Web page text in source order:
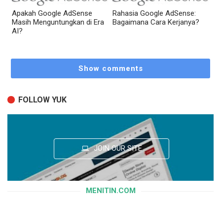
Apakah Google AdSense
Masih Menguntungkan di Era
AI?
Rahasia Google AdSense:
Bagaimana Cara Kerjanya?
Show comments
FOLLOW YUK
JOIN OUR SITE
MENITIN.COM